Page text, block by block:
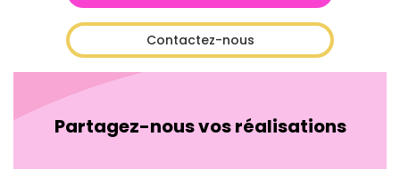
Contactez-nous
Partagez-nous vos réalisations